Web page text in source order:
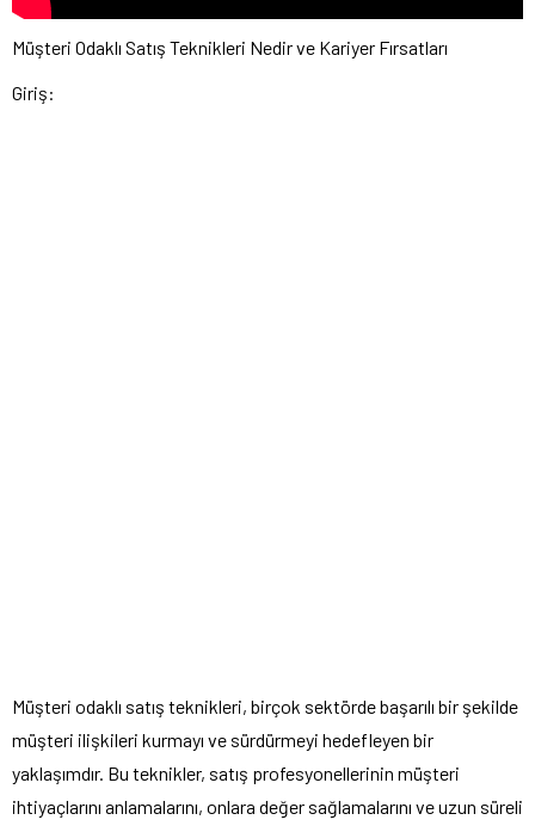
Müşteri Odaklı Satış Teknikleri Nedir ve Kariyer Fırsatları
Giriş:
Müşteri odaklı satış teknikleri, birçok sektörde başarılı bir şekilde
müşteri ilişkileri kurmayı ve sürdürmeyi hedefleyen bir
yaklaşımdır. Bu teknikler, satış profesyonellerinin müşteri
ihtiyaçlarını anlamalarını, onlara değer sağlamalarını ve uzun süreli